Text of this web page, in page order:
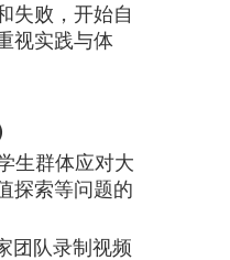
失败，开始自
视实践与体
生群体应对大
探索等问题的
团队录制视频